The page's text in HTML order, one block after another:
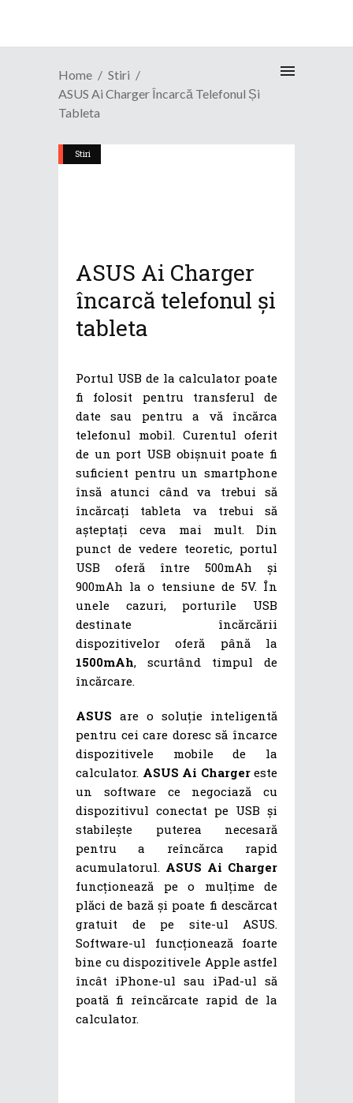
Home
Stiri
ASUS Ai Charger Încarcă Telefonul Și
Tableta
Stiri
ASUS Ai Charger
încarcă telefonul și
tableta
Portul USB de la calculator poate
fi folosit pentru transferul de
date sau pentru a vă încărca
telefonul mobil. Curentul oferit
de un port USB obișnuit poate fi
suficient pentru un smartphone
însă atunci când va trebui să
încărcați tableta va trebui să
așteptați ceva mai mult. Din
punct de vedere teoretic, portul
USB oferă între 500mAh și
900mAh la o tensiune de 5V. În
unele cazuri, porturile USB
destinate încărcării
dispozitivelor oferă până la
1500mAh, scurtând timpul de
încărcare.
ASUS are o soluție inteligentă
pentru cei care doresc să încarce
dispozitivele mobile de la
calculator. ASUS Ai Chargereste
un software ce negociază cu
dispozitivul conectat pe USB și
stabilește puterea necesară
pentru a reîncărca rapid
acumulatorul. ASUS Ai Charger
funcționează pe o mulțime de
plăci de bază și poate fi descărcat
gratuit de pe site-ul ASUS.
Software-ul funcționează foarte
bine cu dispozitivele Apple astfel
încât iPhone-ul sau iPad-ul să
poată fi reîncărcate rapid de la
calculator.